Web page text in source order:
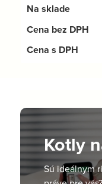
Kotly
Sú ideálnym